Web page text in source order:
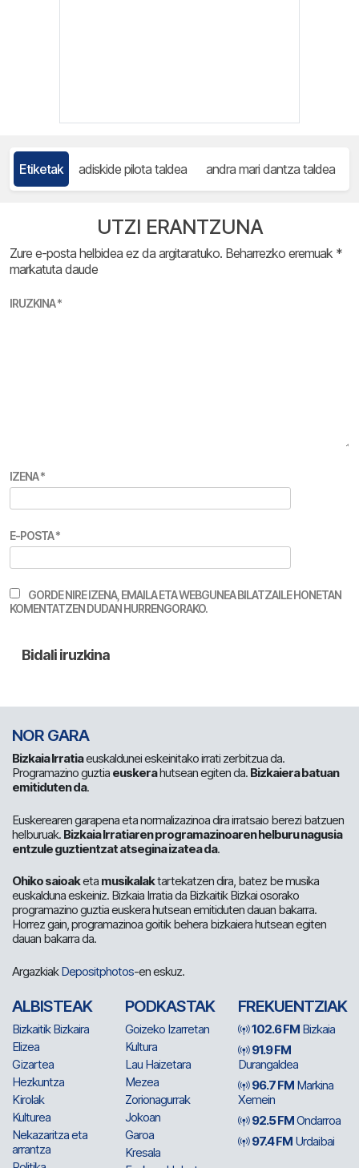
Etiketak adiskide pilota taldea andra mari dantza taldea
UTZI ERANTZUNA
Zure e-posta helbidea ez da argitaratuko. Beharrezko eremuak *
markatuta daude
IRUZKINA*
IZENA*
E-POSTA*
GORDE NIRE IZENA, EMAILA ETA WEBGUNEA BILATZAILE HONETAN
KOMENTATZEN DUDAN HURRENGORAKO.
NOR GARA
Bizkaia Irratiaeuskaldunei eskeinitako irrati zerbitzua da.
Programazino guztia euskerahutsean egiten da. Bizkaiera batuan
emitiduten da.
Euskerearen garapena eta normalizazinoa dira irratsaio berezi batzuen
helburuak. Bizkaia Irratiaren programazinoaren helburu nagusia
entzule guztientzat atsegina izatea da.
Ohiko saioaketa musikalaktartekatzen dira, batez be musika
euskalduna eskeiniz. Bizkaia Irratia da Bizkaitik Bizkai osorako
programazino guztia euskera hutsean emitiduten dauan bakarra.
Horrez gain, programazinoa goitik behera bizkaiera hutsean egiten
dauan bakarra da.
ArgazkiakDepositphotos-en eskuz.
ALBISTEAK
Bizkaitik Bizkaira
Elizea
Gizartea
Hezkuntza
Kirolak
Kulturea
Nekazaritza eta
arrantza
PODKASTAK
Goizeko Izarretan
Kultura
Lau Haizetara
Mezea
Zorionagurrak
Jokoan
Garoa
Kresala
FREKUENTZIAK
102.6 FM Bizkaia
91.9 FM
Durangaldea
96.7 FM Markina
Xemein
92.5 FMOndarroa
97.4 FM Urdaibai